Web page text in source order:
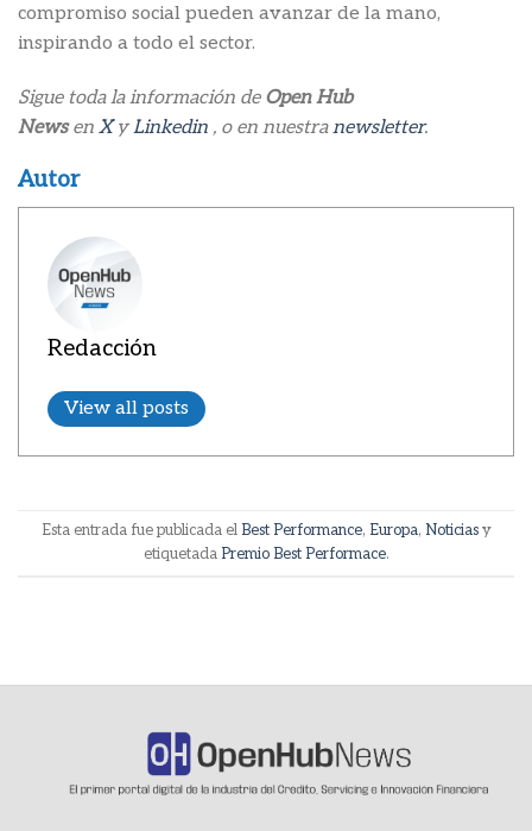
compromiso social pueden avanzar de la mano,
inspirando a todo el sector.
Sigue toda la información de Open Hub
Newsen XyLinkedin , o en nuestranewsletter.
Autor
Redacción
View all posts
Esta entrada fue publicada el Best Performance, Europa, Noticiasy
etiquetada Premio Best Performace.